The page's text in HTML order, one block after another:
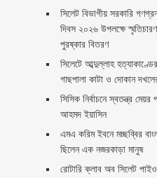
সিলেট বিভাগীয় সরকারি
দিবস ২০২৬ উপলক্ষে
পুরষ্কার বিতরণ ‎ ‎
সিলেটে আব্দুল্লাহ
গাছপালা কাটা ও দোকান
সিসিক নির্বাচনে স্বতন্ত্র মেয়র
আহমদ ইয়াসিন
এমএ করিম ইবনে মচ্ছব্বির
ছিলেন এক নজরকাড়া মানুষ ‎
রোটারি ক্লাব অব সিলেট